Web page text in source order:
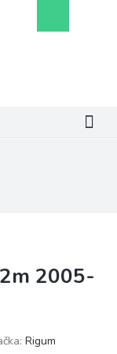
košík
2005-
Rigum